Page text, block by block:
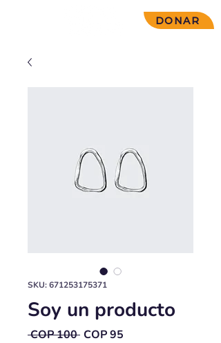
DONAR
SKU: 671253175371
Soy un producto
COP 100 Regular
COP 95